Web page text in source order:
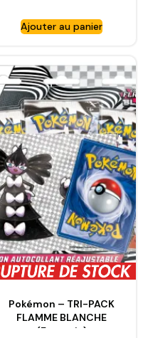
Ajouter au panier
Pokémon – TRI-PACK
FLAMME BLANCHE
(Français)